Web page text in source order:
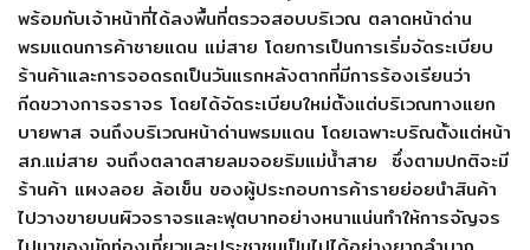
พร้อมกับเจ้าหน้าที่ได้ลงพื้นที่ตรวจสอบบริเวณ ตลาดหน้าด่าน
พรมแดนการค้าชายแดน แม่สาย โดยการเป็นการเริ่มจัดระเบียบ
ร้านค้าและการจอดรถเป็นวันแรกหลังตากที่มีการร้องเรียนว่า
กีดขวางการจราจร โดยได้จัดระเบียบใหม่ตั้งแต่บริเวณทางแยก
บายพาส จนถึงบริเวณหน้าด่านพรมแดน โดยเฉพาะบริณตั้งแต่หน้า
สภ.แม่สาย จนถึงตลาดสายลมจอยริมแม่น้ำสาย ซึ่งตามปกติจะมี
ร้านค้า แผงลอย ล้อเข็น ของผู้ประกอบการค้ารายย่อยนำสินค้า
ไปวางขายบนผิวจราจรและฟุตบาทอย่างหนาแน่นทำให้การจัญจร